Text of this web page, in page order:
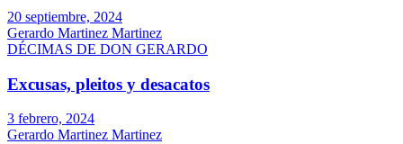
20 septiembre, 2024
Gerardo Martinez Martinez
DÉCIMAS DE DON GERARDO
Excusas, pleitos y desacatos
3 febrero, 2024
Gerardo Martinez Martinez